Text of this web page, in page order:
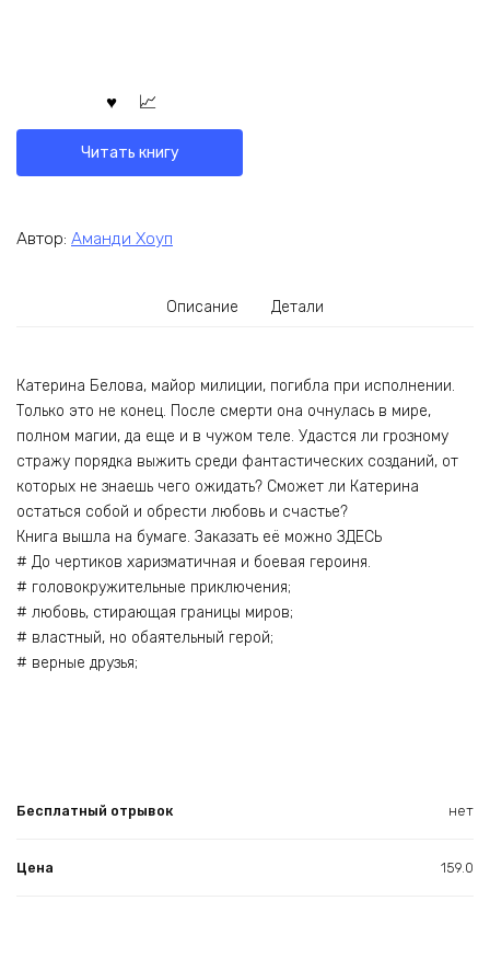
Читать книгу
Автор: Аманди Хоуп
Описание Детали
Катерина Белова, майор милиции, погибла при исполнении.
Только это не конец. После смерти она очнулась в мире,
полном магии, да еще и в чужом теле. Удастся ли грозному
стражу порядка выжить среди фантастических созданий, от
которых не знаешь чего ожидать? Сможет ли Катерина
остаться собой и обрести любовь и счастье?
Книга вышла на бумаге. Заказать её можно ЗДЕСЬ
# До чертиков харизматичная и боевая героиня.
# головокружительные приключения;
# любовь, стирающая границы миров;
# властный, но обаятельный герой;
# верные друзья;
Бесплатный отрывок нет
Цена 159.0